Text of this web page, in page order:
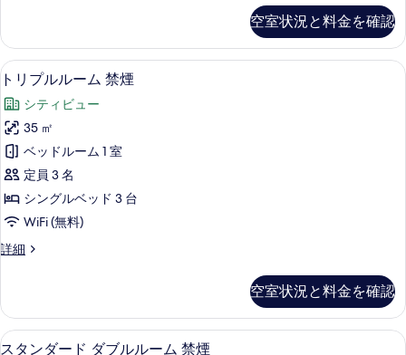
ー
ム
禁
煙
の
す
べ
て
の
写
表
示
ー
ド
ツ
ン
ル
ー
ム
禁
煙
の
詳
空室状況と料金を確認
ト
リ
プ
ル
ル
ー
ム
禁
煙
す
べ
セーフティボックス (室内)、デスク
3
トリプルルーム 禁煙
シティビュー
35 ㎡
ベッドルーム 1 室
定員 3 名
シングルベッド 3 台
WiFi (無料)
詳細
ト
ル
ー
ム
空室状況と料金を確認
ス 2
スタンダード ダブルルーム 禁煙